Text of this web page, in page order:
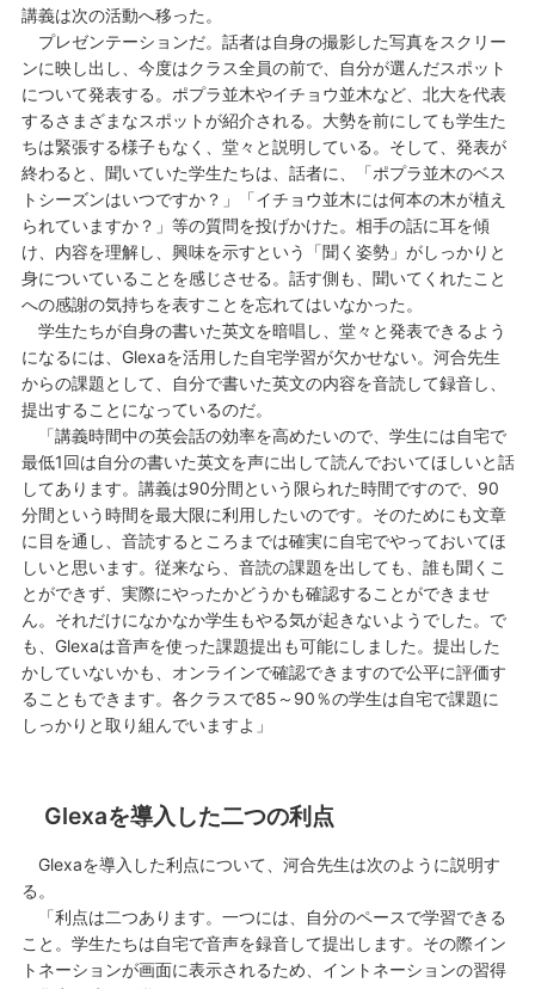
講義は次の活動へ移った。
プレゼンテーションだ。話者は自身の撮影した写真をスクリー
ンに映し出し、今度はクラス全員の前で、自分が選んだスポット
について発表する。ポプラ並木やイチョウ並木など、北大を代表
するさまざまなスポットが紹介される。大勢を前にしても学生た
ちは緊張する様子もなく、堂々と説明している。そして、発表が
終わると、聞いていた学生たちは、話者に、「ポプラ並木のベス
トシーズンはいつですか？」「イチョウ並木には何本の木が植え
られていますか？」等の質問を投げかけた。相手の話に耳を傾
け、内容を理解し、興味を示すという「聞く姿勢」がしっかりと
身についていることを感じさせる。話す側も、聞いてくれたこと
への感謝の気持ちを表すことを忘れてはいなかった。
学生たちが自身の書いた英文を暗唱し、堂々と発表できるよう
になるには、Glexaを活用した自宅学習が欠かせない。河合先生
からの課題として、自分で書いた英文の内容を音読して録音し、
提出することになっているのだ。
「講義時間中の英会話の効率を高めたいので、学生には自宅で
最低1回は自分の書いた英文を声に出して読んでおいてほしいと話
してあります。講義は90分間という限られた時間ですので、90
分間という時間を最大限に利用したいのです。そのためにも文章
に目を通し、音読するところまでは確実に自宅でやっておいてほ
しいと思います。従来なら、音読の課題を出しても、誰も聞くこ
とができず、実際にやったかどうかも確認することができませ
ん。それだけになかなか学生もやる気が起きないようでした。で
も、Glexaは音声を使った課題提出も可能にしました。提出した
かしていないかも、オンラインで確認できますので公平に評価す
ることもできます。各クラスで85～90％の学生は自宅で課題に
しっかりと取り組んでいますよ」
Glexaを導入した二つの利点
Glexaを導入した利点について、河合先生は次のように説明す
る。
「利点は二つあります。一つには、自分のペースで学習できる
こと。学生たちは自宅で音声を録音して提出します。その際イン
トネーションが画面に表示されるため、イントネーションの習得